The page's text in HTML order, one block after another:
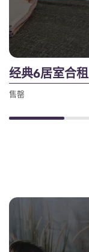
经典6居室合
售罄